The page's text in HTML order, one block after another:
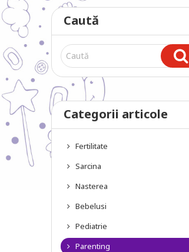
Caută
Categorii articole
Fertilitate
Sarcina
Nasterea
Bebelusi
Pediatrie
Parenting